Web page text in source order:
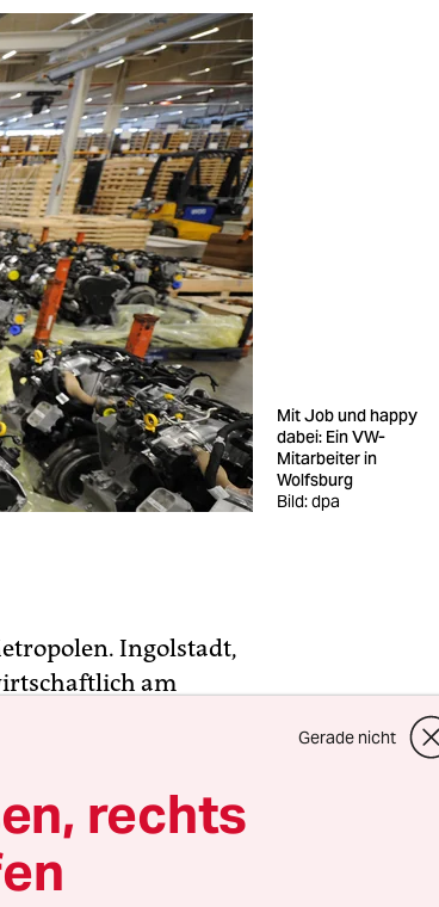
Mit Job und happy
dabei: Ein VW-
Mitarbeiter in
Wolfsburg
Bild: dpa
Ingolstadt,
am
Henning Krumrey,
die Gründe für
und exportstarke
Gerade nicht
rechts